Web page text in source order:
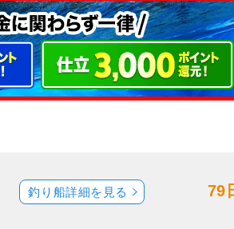
79
釣り船詳細を見る